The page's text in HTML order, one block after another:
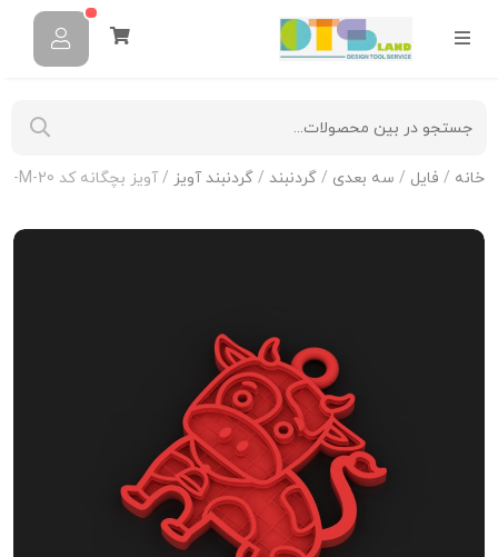
خانه / فایل / سه بعدی / گردنبند / گردنبند آویز / آویز بچگانه کد N-KIDS-M-20